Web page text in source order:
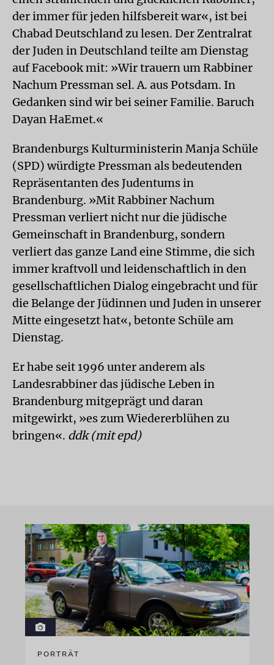
der immer für jeden hilfsbereit war«, ist bei
Chabad Deutschland zu lesen. Der Zentralrat
der Juden in Deutschland teilte am Dienstag
auf Facebook mit: »Wir trauern um Rabbiner
Nachum Pressman sel. A. aus Potsdam. In
Gedanken sind wir bei seiner Familie. Baruch
Dayan HaEmet.«
Brandenburgs Kulturministerin Manja Schüle
(SPD) würdigte Pressman als bedeutenden
Repräsentanten des Judentums in
Brandenburg. »Mit Rabbiner Nachum
Pressman verliert nicht nur die jüdische
Gemeinschaft in Brandenburg, sondern
verliert das ganze Land eine Stimme, die sich
immer kraftvoll und leidenschaftlich in den
gesellschaftlichen Dialog eingebracht und für
die Belange der Jüdinnen und Juden in unserer
Mitte eingesetzt hat«, betonte Schüle am
Dienstag.
Er habe seit 1996 unter anderem als
Landesrabbiner das jüdische Leben in
Brandenburg mitgeprägt und daran
mitgewirkt, »es zum Wiedererblühen zu
bringen«. ddk (mit epd)
PORTRÄT